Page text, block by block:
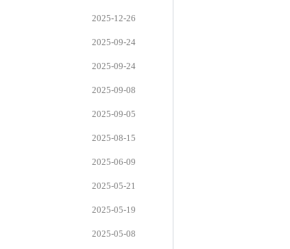
2025-12-26
2025-09-24
2025-09-24
2025-09-08
2025-09-05
2025-08-15
2025-06-09
2025-05-21
2025-05-19
2025-05-08